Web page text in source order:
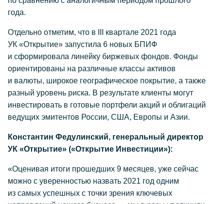
года.
Отдельно отметим, что в III квартале 2021 года
УК «Открытие» запустила 6 новых БПИФ
и сформировала линейку биржевых фондов. Фонды
ориентированы на различные классы активов
и валюты, широкое географическое покрытие, а также
разный уровень риска. В результате клиенты могут
инвестировать в готовые портфели акций и облигаций
ведущих эмитентов России, США, Европы и Азии.
Константин Федулинский, генеральный директор
УК «Открытие» («Открытие Инвестиции»):
«Оценивая итоги прошедших 9 месяцев, уже сейчас
можно с уверенностью назвать 2021 год одним
из самых успешных с точки зрения ключевых